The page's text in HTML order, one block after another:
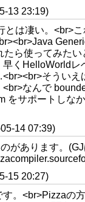
13 23:19)
とは凄い。<br>
たら使ってみたい
早くHelloWorldレ
そういえ
なんで
をサポートしな
14 07:39)
があります。
15 20:27)
。<br>Pizzaの